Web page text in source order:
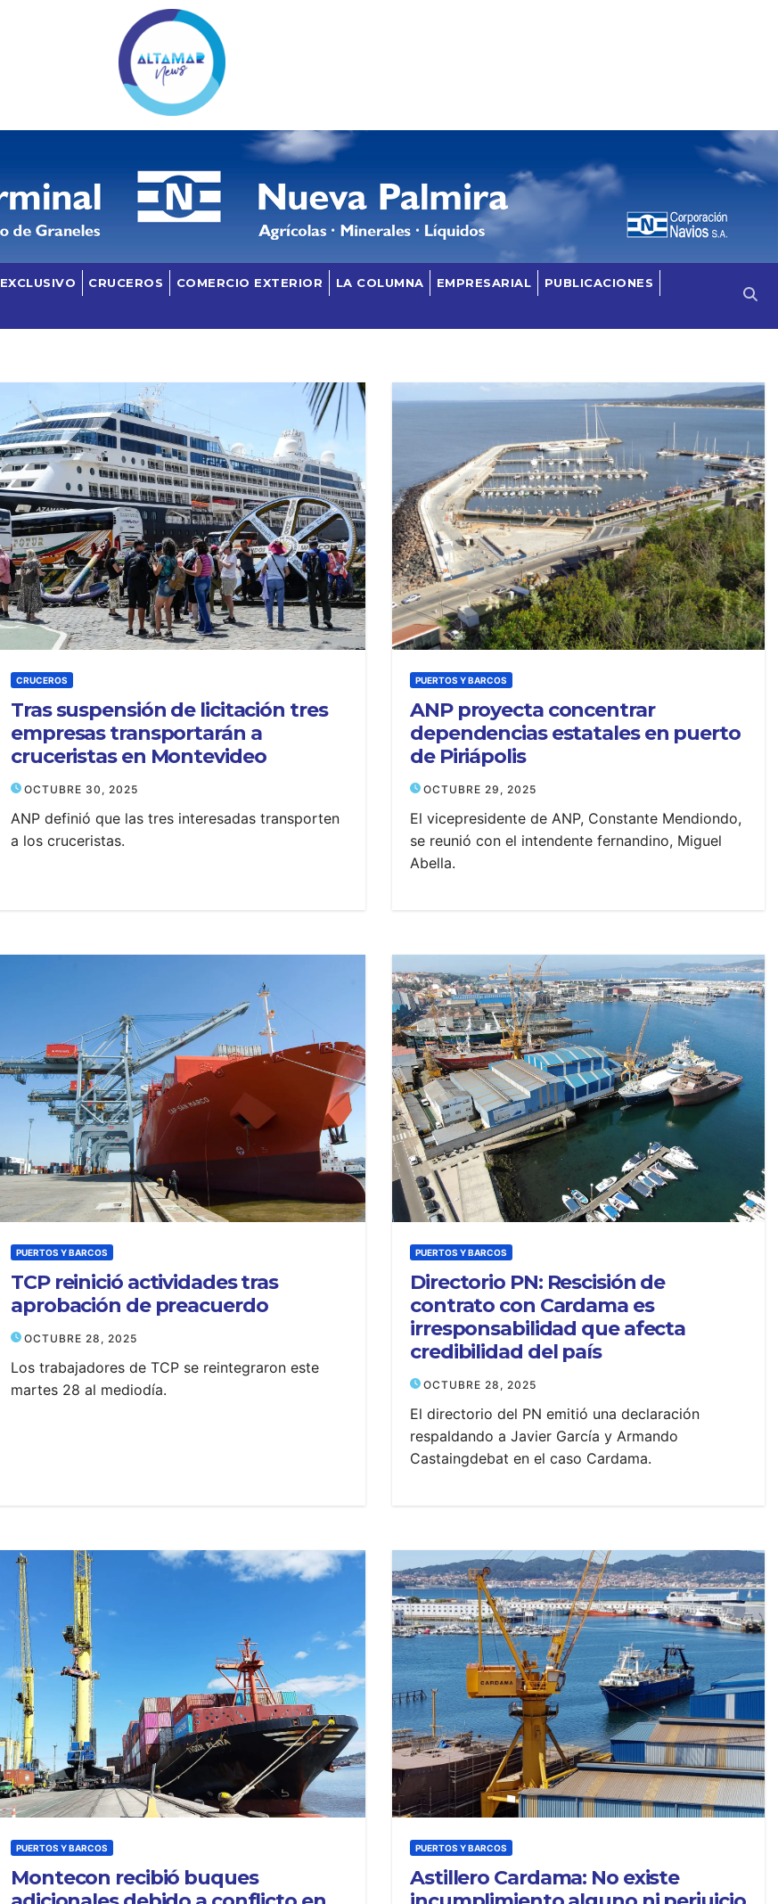
EXCLUSIVO CRUCEROS COMERCIO EXTERIOR LA COLUMNA EMPRESARIAL
PUBLICACIONES
CRUCEROS
Tras suspensión de licitación tres
empresas transportarán a
cruceristas en Montevideo
OCTUBRE 30, 2025
ANP definió que las tres interesadas transporten
a los cruceristas.
PUERTOS Y BARCOS
ANP proyecta concentrar
dependencias estatales en puerto
de Piriápolis
OCTUBRE 29, 2025
El vicepresidente de ANP, Constante Mendiondo,
se reunió con el intendente fernandino, Miguel
Abella.
PUERTOS Y BARCOS
TCP reinició actividades tras
aprobación de preacuerdo
OCTUBRE 28, 2025
Los trabajadores de TCP se reintegraron este
martes 28 al mediodía.
PUERTOS Y BARCOS
Directorio PN: Rescisión de
contrato con Cardama es
irresponsabilidad que afecta
credibilidad del país
OCTUBRE 28, 2025
El directorio del PN emitió una declaración
respaldando a Javier García y Armando
Castaingdebat en el caso Cardama.
PUERTOS Y BARCOS
Montecon recibió buques
PUERTOS Y BARCOS
Astillero Cardama: No existe